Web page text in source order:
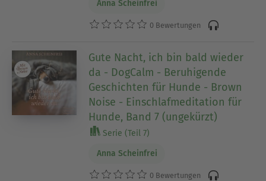
Anna Scheinfrei
0 Bewertungen
Gute Nacht, ich bin bald wieder
da - DogCalm - Beruhigende
Geschichten für Hunde - Brown
Noise - Einschlafmeditation für
Hunde, Band 7 (ungekürzt)
Serie (Teil 7)
Anna Scheinfrei
0 Bewertungen